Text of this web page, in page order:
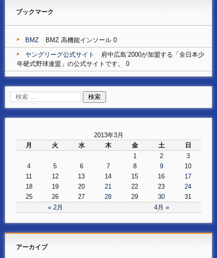
ブックマーク
BMZ
BMZ 高機能インソール 0
ヤングリーグ公式サイト
府中広島’2000が加盟する「全日本少
年硬式野球連盟」の公式サイトです。 0
2013年3月
月
火 水 木 金 土 日
« 2月 4月 »
1 2
3
4
5 6 7 8 9
10
11
12 13 14 15 16
17
18
19 20 21 22 23
24
25
26 27 28 29 30 31
アーカイブ